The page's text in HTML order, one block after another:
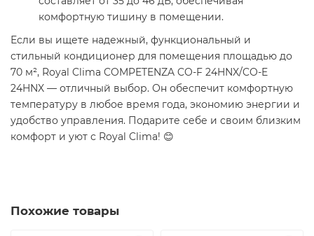
комфортную тишину в помещении.
Если вы ищете надежный, функциональный и
стильный кондиционер для помещения площадью до
70 м², Royal Clima COMPETENZA CO-F 24HNX/CO-E
24HNX — отличный выбор. Он обеспечит комфортную
температуру в любое время года, экономию энергии и
удобство управления. Подарите себе и своим близким
комфорт и уют с Royal Clima! 😊
Похожие товары